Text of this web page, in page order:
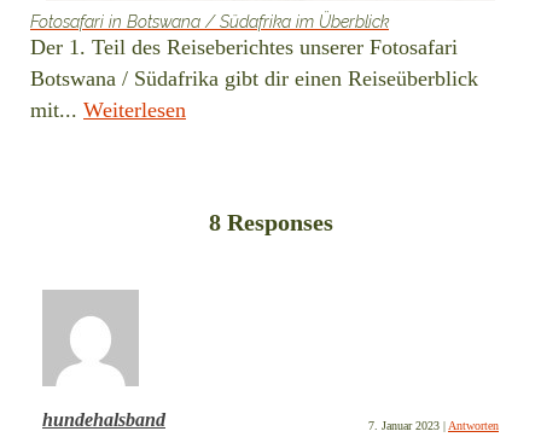
Fotosafari in Botswana / Südafrika im Überblick
Der 1. Teil des Reiseberichtes unserer Fotosafari
Botswana / Südafrika gibt dir einen Reiseüberblick
mit... Weiterlesen
8 Responses
hundehalsband 7. Januar 2023 |Antworten